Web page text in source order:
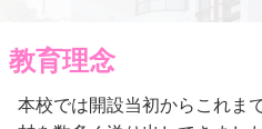
教育理念
本校では開設当初からこれま